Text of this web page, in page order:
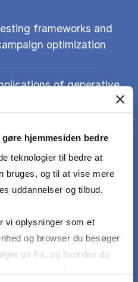
hjemmesiden bedre
teknologier til bedre at
bruges, og til at vise mere
uddannelser og tilbud.
vi oplysninger som et
og browser du besøger
os fra, og hvordan du
frameworks and
optimization
of generative
strategies
and creative
digital trends
professions